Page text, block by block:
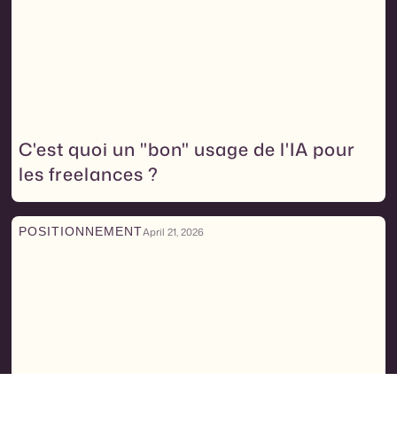
C'est quoi un "bon" usage de l'IA pour
les freelances ?
POSITIONNEMENTApril 21, 2026